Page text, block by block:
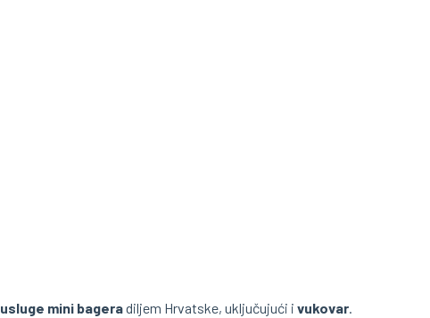
usluge mini bageradiljem Hrvatske, uključujući i vukovar.